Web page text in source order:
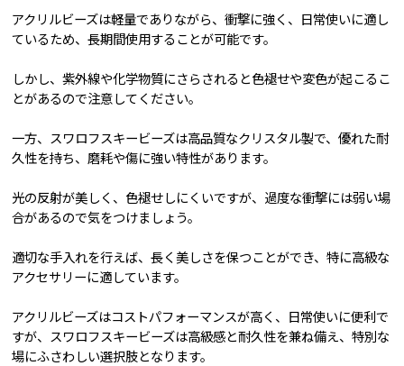
アクリルビーズは軽量でありながら、衝撃に強く、日常使いに適し
ているため、長期間使用することが可能です。
しかし、紫外線や化学物質にさらされると色褪せや変色が起こるこ
とがあるので注意してください。
一方、スワロフスキービーズは高品質なクリスタル製で、優れた耐
久性を持ち、磨耗や傷に強い特性があります。
光の反射が美しく、色褪せしにくいですが、過度な衝撃には弱い場
合があるので気をつけましょう。
適切な手入れを行えば、長く美しさを保つことができ、特に高級な
アクセサリーに適しています。
アクリルビーズはコストパフォーマンスが高く、日常使いに便利で
すが、スワロフスキービーズは高級感と耐久性を兼ね備え、特別な
場にふさわしい選択肢となります。